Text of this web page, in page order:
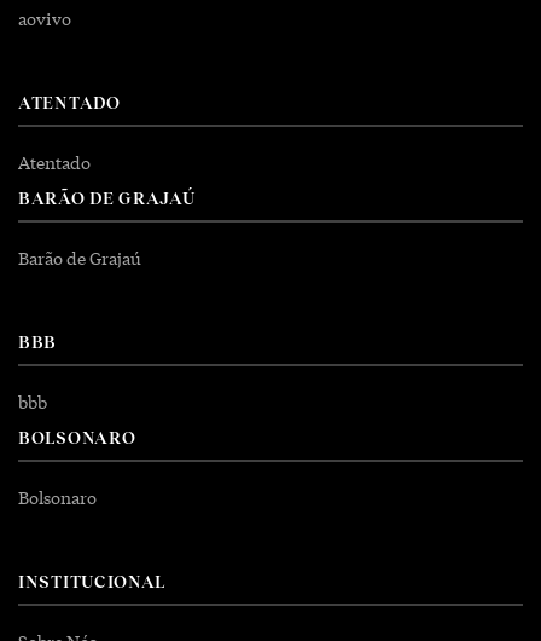
aovivo
ATENTADO
Atentado
BARÃO DE GRAJAÚ
Barão de Grajaú
BBB
bbb
BOLSONARO
Bolsonaro
INSTITUCIONAL